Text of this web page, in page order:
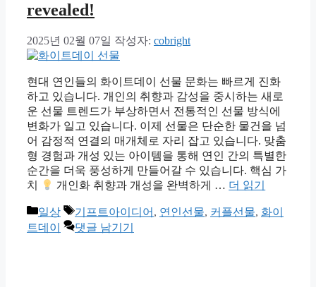
revealed!
2025년 02월 07일 작성자: cobright
현대 연인들의 화이트데이 선물 문화는 빠르게 진화
하고 있습니다. 개인의 취향과 감성을 중시하는 새로
운 선물 트렌드가 부상하면서 전통적인 선물 방식에
변화가 일고 있습니다. 이제 선물은 단순한 물건을 넘
어 감정적 연결의 매개체로 자리 잡고 있습니다. 맞춤
형 경험과 개성 있는 아이템을 통해 연인 간의 특별한
순간을 더욱 풍성하게 만들어갈 수 있습니다. 핵심 가
치
개인화 취향과 개성을 완벽하게 … 더 읽기
카
테
일상
태
그
기프트아이디어 , 연인선물, 커플선물, 화이
트데이
댓글 남기기